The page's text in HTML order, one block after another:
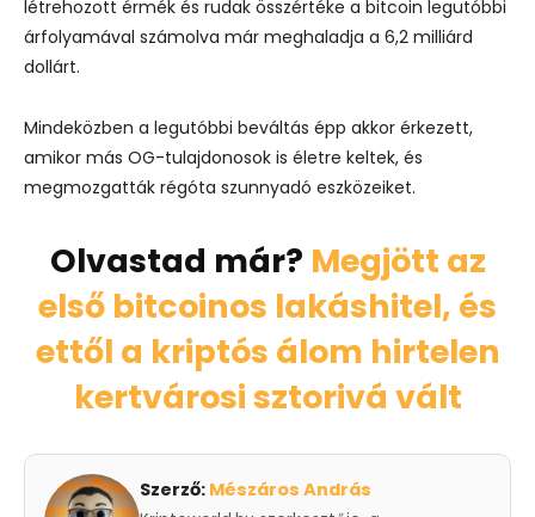
létrehozott érmék és rudak összértéke a bitcoin legutóbbi
árfolyamával számolva már meghaladja a 6,2 milliárd
dollárt.
Mindeközben a legutóbbi beváltás épp akkor érkezett,
amikor más OG-tulajdonosok is életre keltek, és
megmozgatták régóta szunnyadó eszközeiket.
Olvastad már? Megjött az
első bitcoinos lakáshitel, és
ettől a kriptós álom hirtelen
kertvárosi sztorivá vált
Szerző: Mészáros András